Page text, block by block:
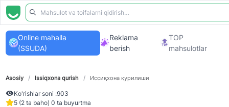
Online mahalla
(SSUDA)
Reklama
berish
TOP
mahsulotlar
Asosiy / Issiqxona qurish / Иссиқхона қурилиши
Ko'rishlar soni :903
5 (2 ta baho) 0 ta buyurtma